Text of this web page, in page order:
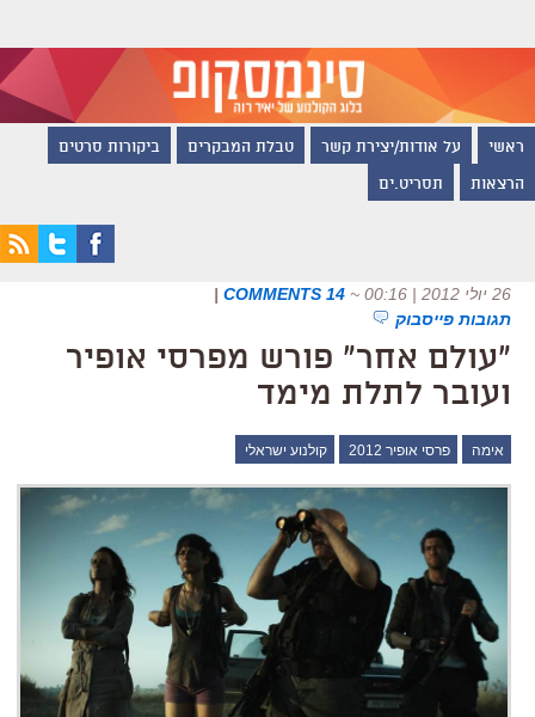
ראשי על אודות/יצירת קשר טבלת המבקרים ביקורות סרטים
הרצאות תסריט.ים
26 יולי 2012 | 00:16 ~
14 COMMENTS
|
תגובות פייסבוק
"עולם אחר" פורש מפרסי אופיר
ועובר לתלת מימד
אימה פרסי אופיר 2012 קולנוע ישראלי